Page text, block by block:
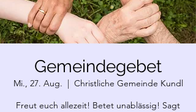
Gemeindegebet
Mi., 27. Aug.
  |
Christliche Gemeinde Kundl
Freut euch allezeit! Betet unablässig! Sagt